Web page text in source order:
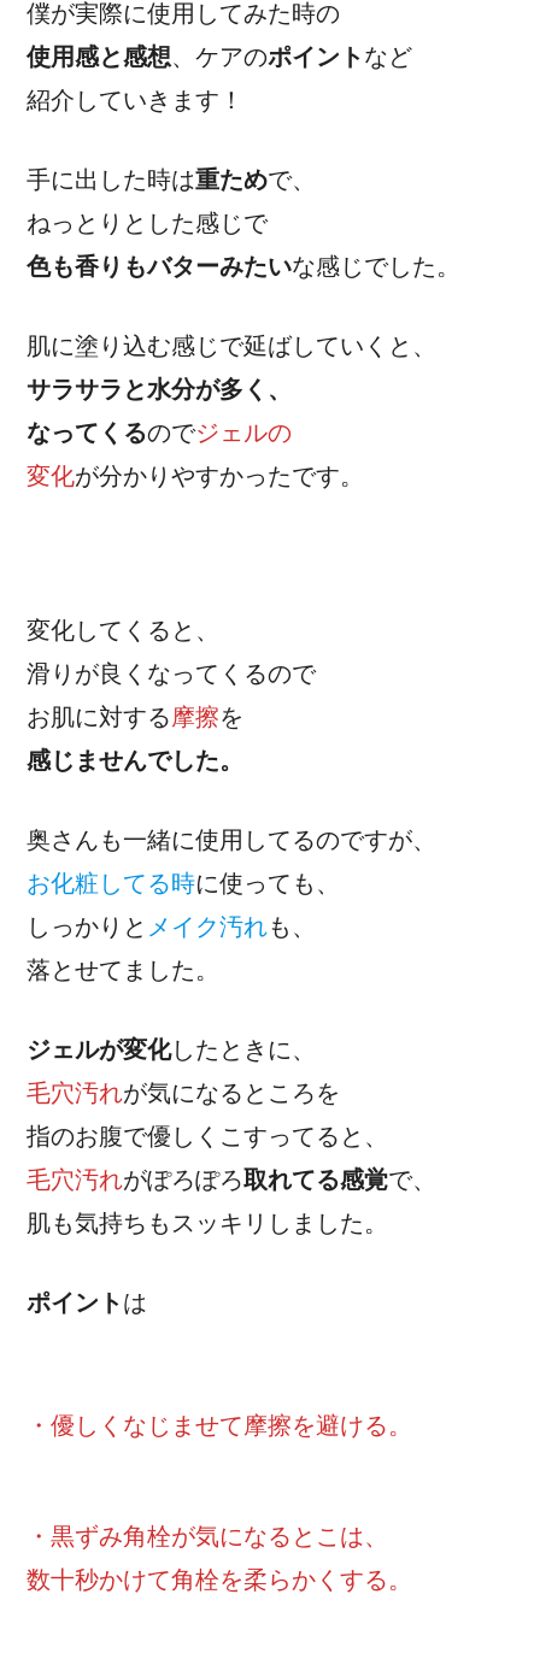
僕が実際に使用してみた時の
使用感と感想、ケアのポイント など
紹介していきます！
手に出した時は重ためで、
ねっとりとした感じで
色も香りもバターみたいな感じでした。
肌に塗り込む感じで延ばしていくと、
サラサラと水分が多く、
なってくるのでジェルの
変化が分かりやすかったです。
変化してくると、
滑りが良くなってくるので
お肌に対する摩擦を
感じませんでした。
奥さんも一緒に使用してるのですが、
お化粧してる時に使っても、
しっかりと メイク汚れも、
落とせてました。
ジェルが変化したときに、
毛穴汚れが気になるところを
指のお腹で優しくこすってると、
毛穴汚れがぽろぽろ取れてる感覚で、
肌も気持ちもスッキリしました。
ポイント は
・優しくなじませて摩擦を避ける。
・黒ずみ角栓が気になるとこは、
数十秒かけて角栓を柔らかくする。